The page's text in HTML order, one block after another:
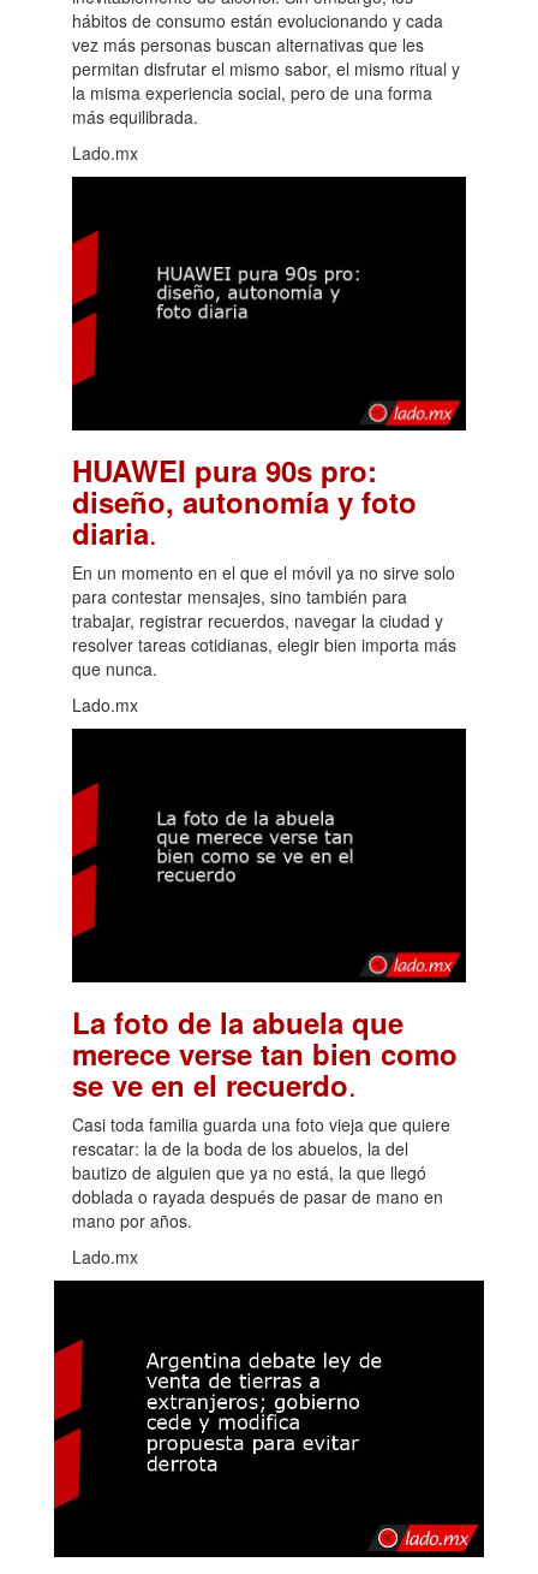
hábitos de consumo están evolucionando y cada
vez más personas buscan alternativas que les
permitan disfrutar el mismo sabor, el mismo ritual y
la misma experiencia social, pero de una forma
más equilibrada.
Lado.mx
HUAWEI pura 90s pro:
diseño, autonomía y foto
diaria.
En un momento en el que el móvil ya no sirve solo
para contestar mensajes, sino también para
trabajar, registrar recuerdos, navegar la ciudad y
resolver tareas cotidianas, elegir bien importa más
que nunca.
Lado.mx
La foto de la abuela que
merece verse tan bien como
se ve en el recuerdo.
Casi toda familia guarda una foto vieja que quiere
rescatar: la de la boda de los abuelos, la del
bautizo de alguien que ya no está, la que llegó
doblada o rayada después de pasar de mano en
mano por años.
Lado.mx